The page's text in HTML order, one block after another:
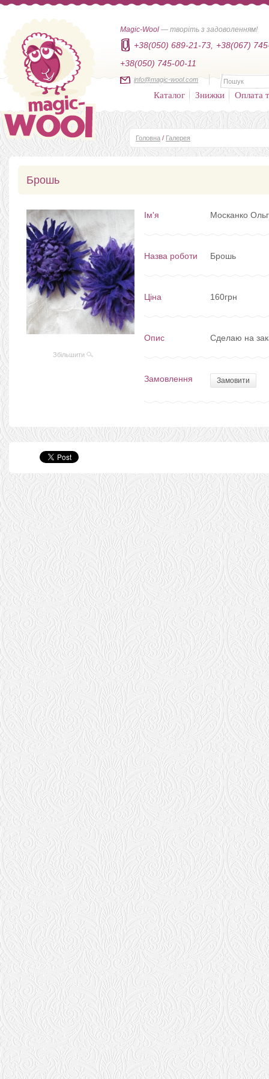
Magic-Wool — творіть з задоволенням!
+38(050) 689-21-73,
+38(067)
+38(050) 745-00-11
info@magic-wool.com
Каталог Знижки Оплата
Головна / Галерея
Брошь
Збільшити
Ім'я Москанко
Назва роботи Брошь
Ціна 160грн
Опис Сделаю на
Замовлення Замовити